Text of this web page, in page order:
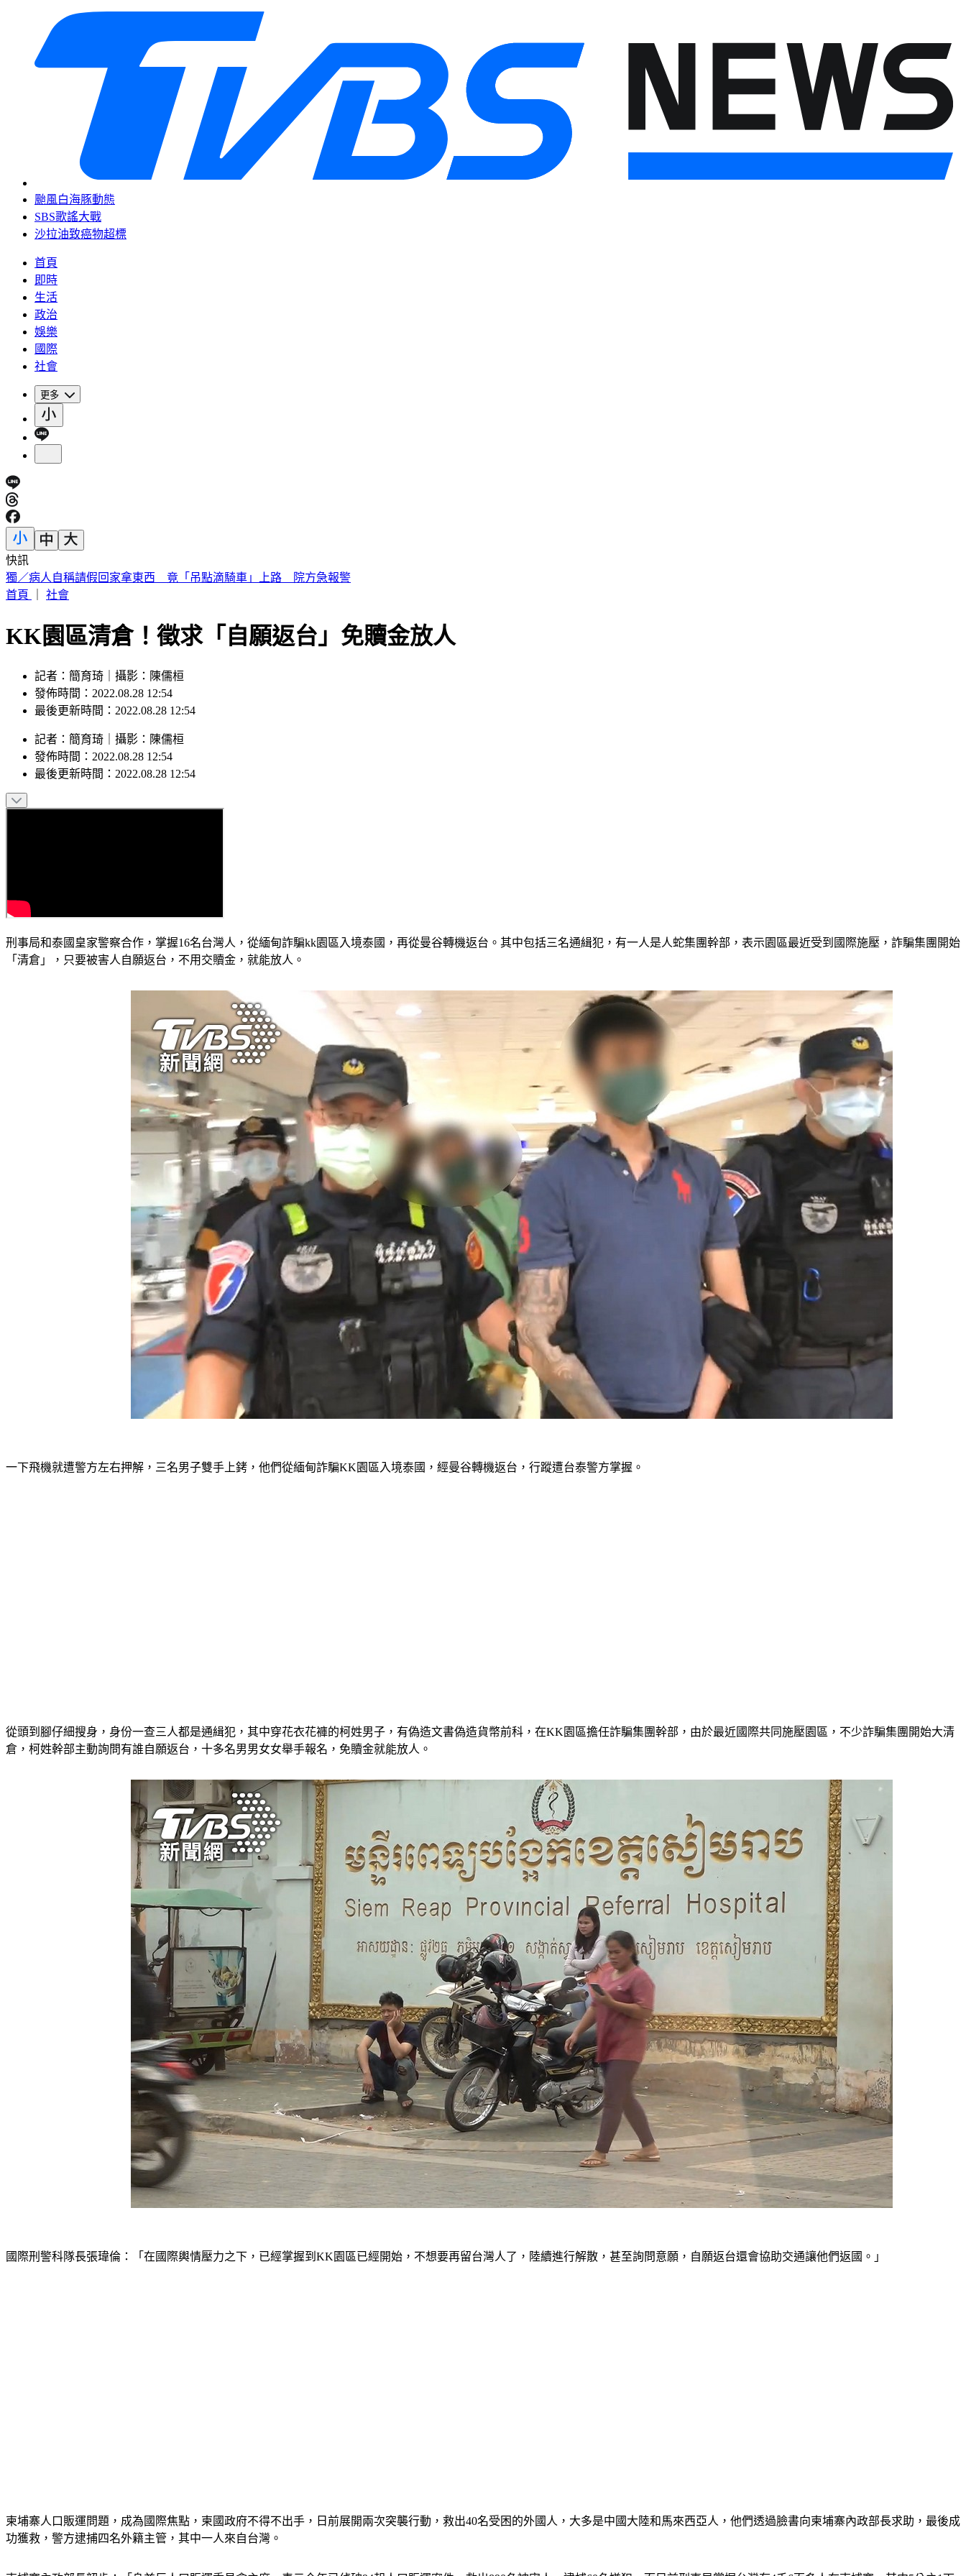
颱風白海豚動態
SBS歌謠大戰
沙拉油致癌物超標
首頁
即時
生活
政治
娛樂
國際
社會
更多
快訊
白海豚明逼近家門！「豪雨熱區」曝光 東部高溫36度
首頁
社會
KK園區清倉！徵求「自願返台」免贖金放人
記者：簡育琦｜攝影：陳儒桓
發佈時間：2022.08.28 12:54
最後更新時間：2022.08.28 12:54
記者 ： 簡育琦 攝影 ： 陳儒桓
發佈時間： 2022.08.28 12:54
最後更新時間： 2022.08.28 12:54
刑事局和泰國皇家警察合作，掌握16名台灣人，從緬甸詐騙kk園區入境泰國，再從曼谷轉機返台。其中包括三名通緝犯，有一人是人蛇集團幹部，表示園區最近受到國際施壓，詐騙集團開始
「清倉」，只要被害人自願返台，不用交贖金，就能放人。
一下飛機就遭警方左右押解，三名男子雙手上銬，他們從緬甸詐騙KK園區入境泰國，經曼谷轉機返台，行蹤遭台泰警方掌握。
從頭到腳仔細搜身，身份一查三人都是通緝犯，其中穿花衣花褲的柯姓男子，有偽造文書偽造貨幣前科，在KK園區擔任詐騙集團幹部，由於最近國際共同施壓園區，不少詐騙集團開始大清
倉，柯姓幹部主動詢問有誰自願返台，十多名男男女女舉手報名，免贖金就能放人。
國際刑警科隊長張瑋倫：「在國際輿情壓力之下，已經掌握到KK園區已經開始，不想要再留台灣人了，陸續進行解散，甚至詢問意願，自願返台還會協助交通讓他們返國。」
柬埔寨人口販運問題，成為國際焦點，柬國政府不得不出手，日前展開兩次突襲行動，救出40名受困的外國人，大多是中國大陸和馬來西亞人，他們透過臉書向柬埔寨內政部長求助，最後成
功獲救，警方逮捕四名外籍主管，其中一人來自台灣。